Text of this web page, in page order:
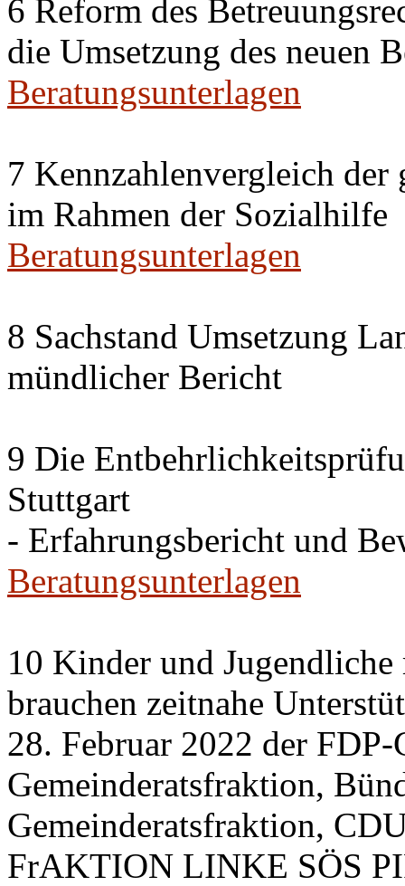
6 Reform des
die Umsetzung des neuen
Beratungsunterlagen
7 Kennzahlenvergleich
im Rahmen der Sozialhilfe
Beratungsunterlagen
8 Sachstand Umsetzung
mündlicher Bericht
9 Die
Stuttgart
- Erfahrungsbericht und
Beratungsunterlagen
10 Kinder und
brauchen zeitnahe
28. Februar 2022 der
Gemeinderatsfraktion,
Gemeinderatsfraktion,
FrAKTION LINKE SÖS